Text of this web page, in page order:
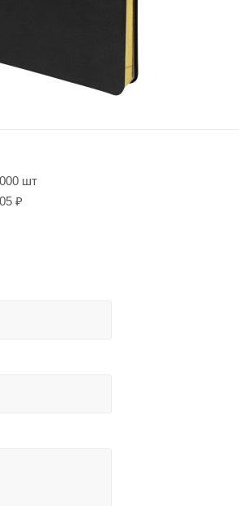
шт
₽